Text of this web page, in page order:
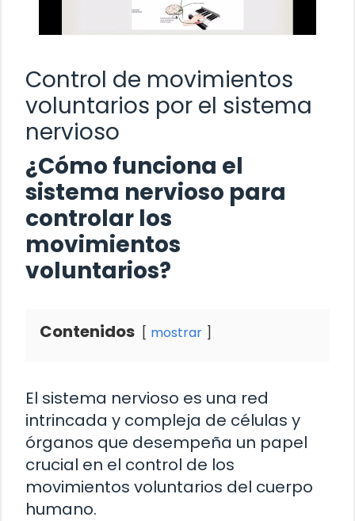
Control de movimientos
voluntarios por el sistema
nervioso
¿Cómo funciona el
sistema nervioso para
controlar los
movimientos
voluntarios?
Contenidos mostrar
El sistema nervioso es una red
intrincada y compleja de células y
órganos que desempeña un papel
crucial en el control de los
movimientos voluntarios del cuerpo
humano.